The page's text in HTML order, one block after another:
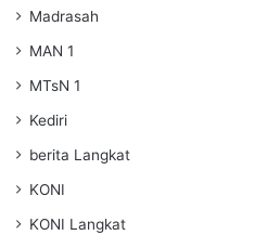
Madrasah
MAN 1
MTsN 1
Kediri
berita Langkat
KONI
KONI Langkat